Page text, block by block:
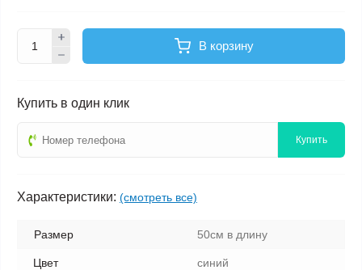
В корзину
Купить в один клик
Купить
Характеристики: (смотреть все)
Размер 50см в длину
Цвет синий